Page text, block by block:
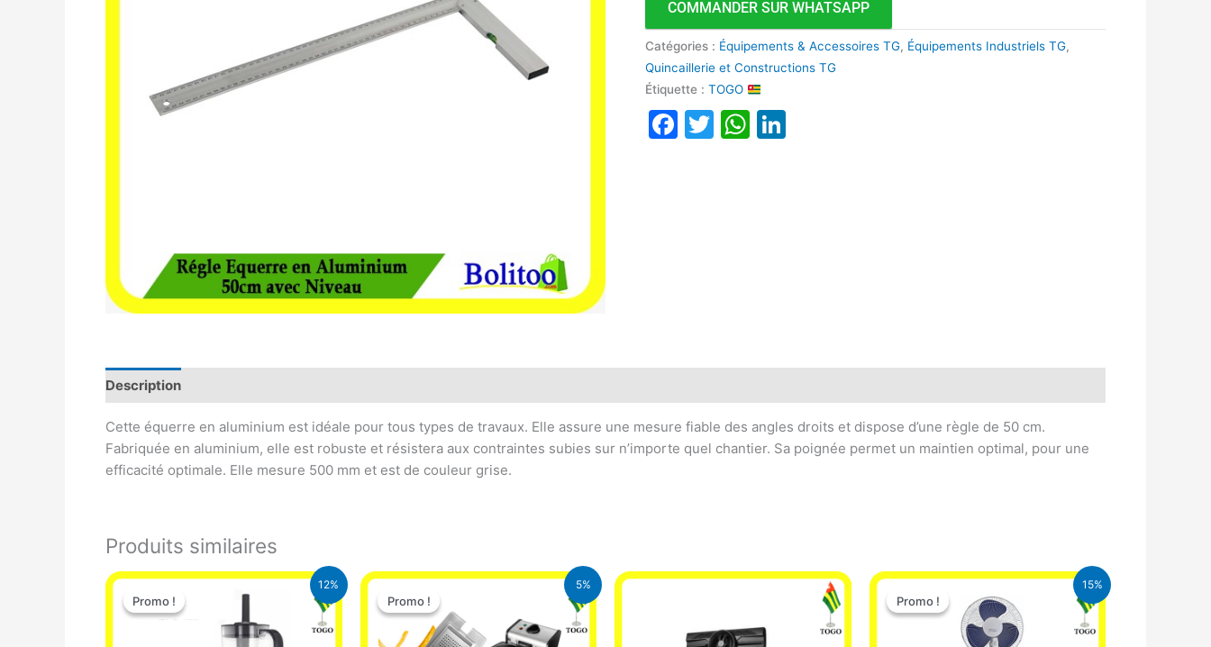
COMMANDER SUR WHATSAPP
Catégories : Équipements & Accessoires TG, Équipements Industriels TG,
Quincaillerie et Constructions TG
Étiquette :TOGO
Facebook
TwitterWhatsApp
Description
Cette équerre en aluminium est idéale pour tous types de travaux. Elle assure une mesure fiable des angles droits et dispose d’une règle de 50 cm.
Fabriquée en aluminium, elle est robuste et résistera aux contraintes subies sur n’importe quel chantier. Sa poignée permet un maintien optimal, pour une
efficacité optimale. Elle mesure 500 mm et est de couleur grise.
Produits similaires
12%
Promo !
Promo !
Le
initial
25.000 CFA.
Le
prix
est :
22.000 CFA.
5%
Promo !
Promo !
Le
initial
était :
39.000 CFA.
Le
est :
37.000 CFA.
15%
Promo !
Promo !
Le
initial
était :
10.000 CFA.
Le
actuel
est :
8.500 CFA.